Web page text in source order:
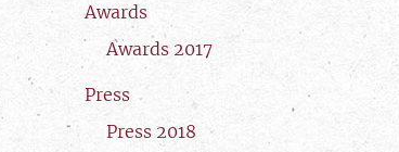
Awards
Awards 2017
Press
Press 2018